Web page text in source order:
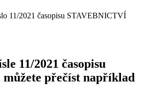
11/2021 časopisu STAVEBNICTVÍ
11/2021 časopisu
můžete přečíst například